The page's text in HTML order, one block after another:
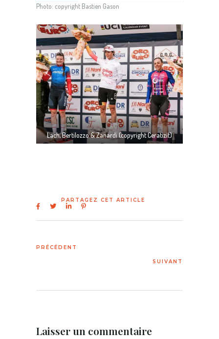
Photo: copyright Bastien Gason
Lach, Bertilozzo & Zanardi (copyright Ceratizit)
Laisser un commentaire